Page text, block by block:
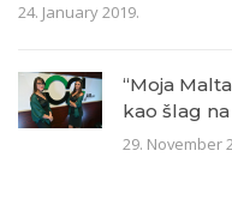
24. January 2019.
“Moja
kao šlag
29. November